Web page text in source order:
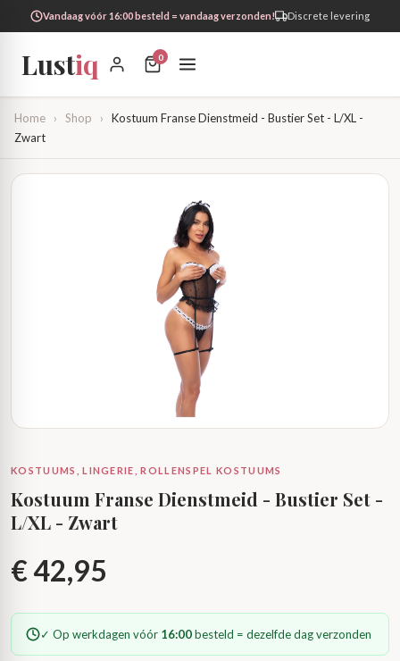
Vandaag vóór 16:00 besteld = vandaag verzonden! Discrete levering
Lustiq 0
Home › Shop ›
Kostuum Franse Dienstmeid - Bustier Set - L/XL -
Zwart
KOSTUUMS, LINGERIE, ROLLENSPEL KOSTUUMS
Kostuum Franse Dienstmeid - Bustier Set -
L/XL - Zwart
€42,95
✓ Op werkdagen vóór 16:00besteld = dezelfde dag verzonden